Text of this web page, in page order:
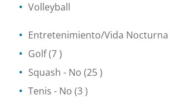
Volleyball
Entretenimiento/Vida Nocturna
Golf(7 )
Squash - No (25 )
Tenis - No (3 )